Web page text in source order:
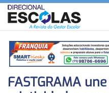
FASTGRAMA